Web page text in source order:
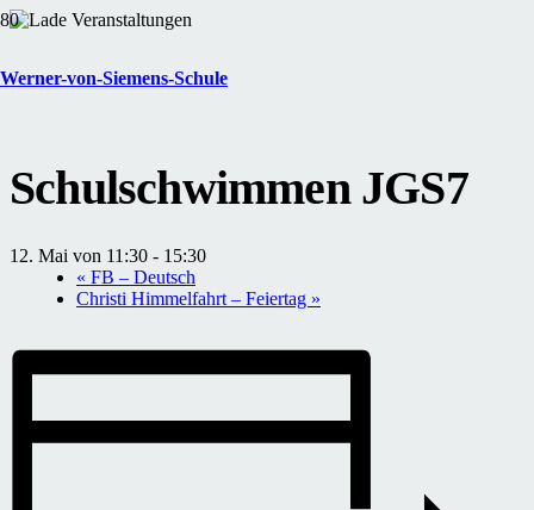
Werner-von-Siemens-Schule
Schulschwimmen JGS7
12. Mai von 11:30 - 15:30
« FB – Deutsch
Christi Himmelfahrt – Feiertag »